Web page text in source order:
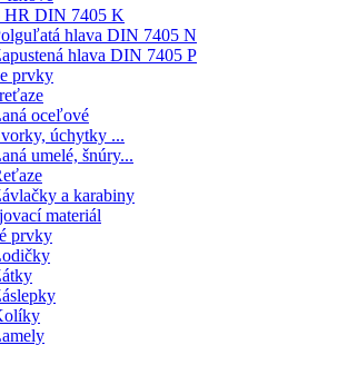
HR DIN 7405 K
hlava DIN 7405 N
hlava DIN 7405 P
prvky
oceľové
úchytky ...
umelé, šnúry...
a karabiny
materiál
prvky